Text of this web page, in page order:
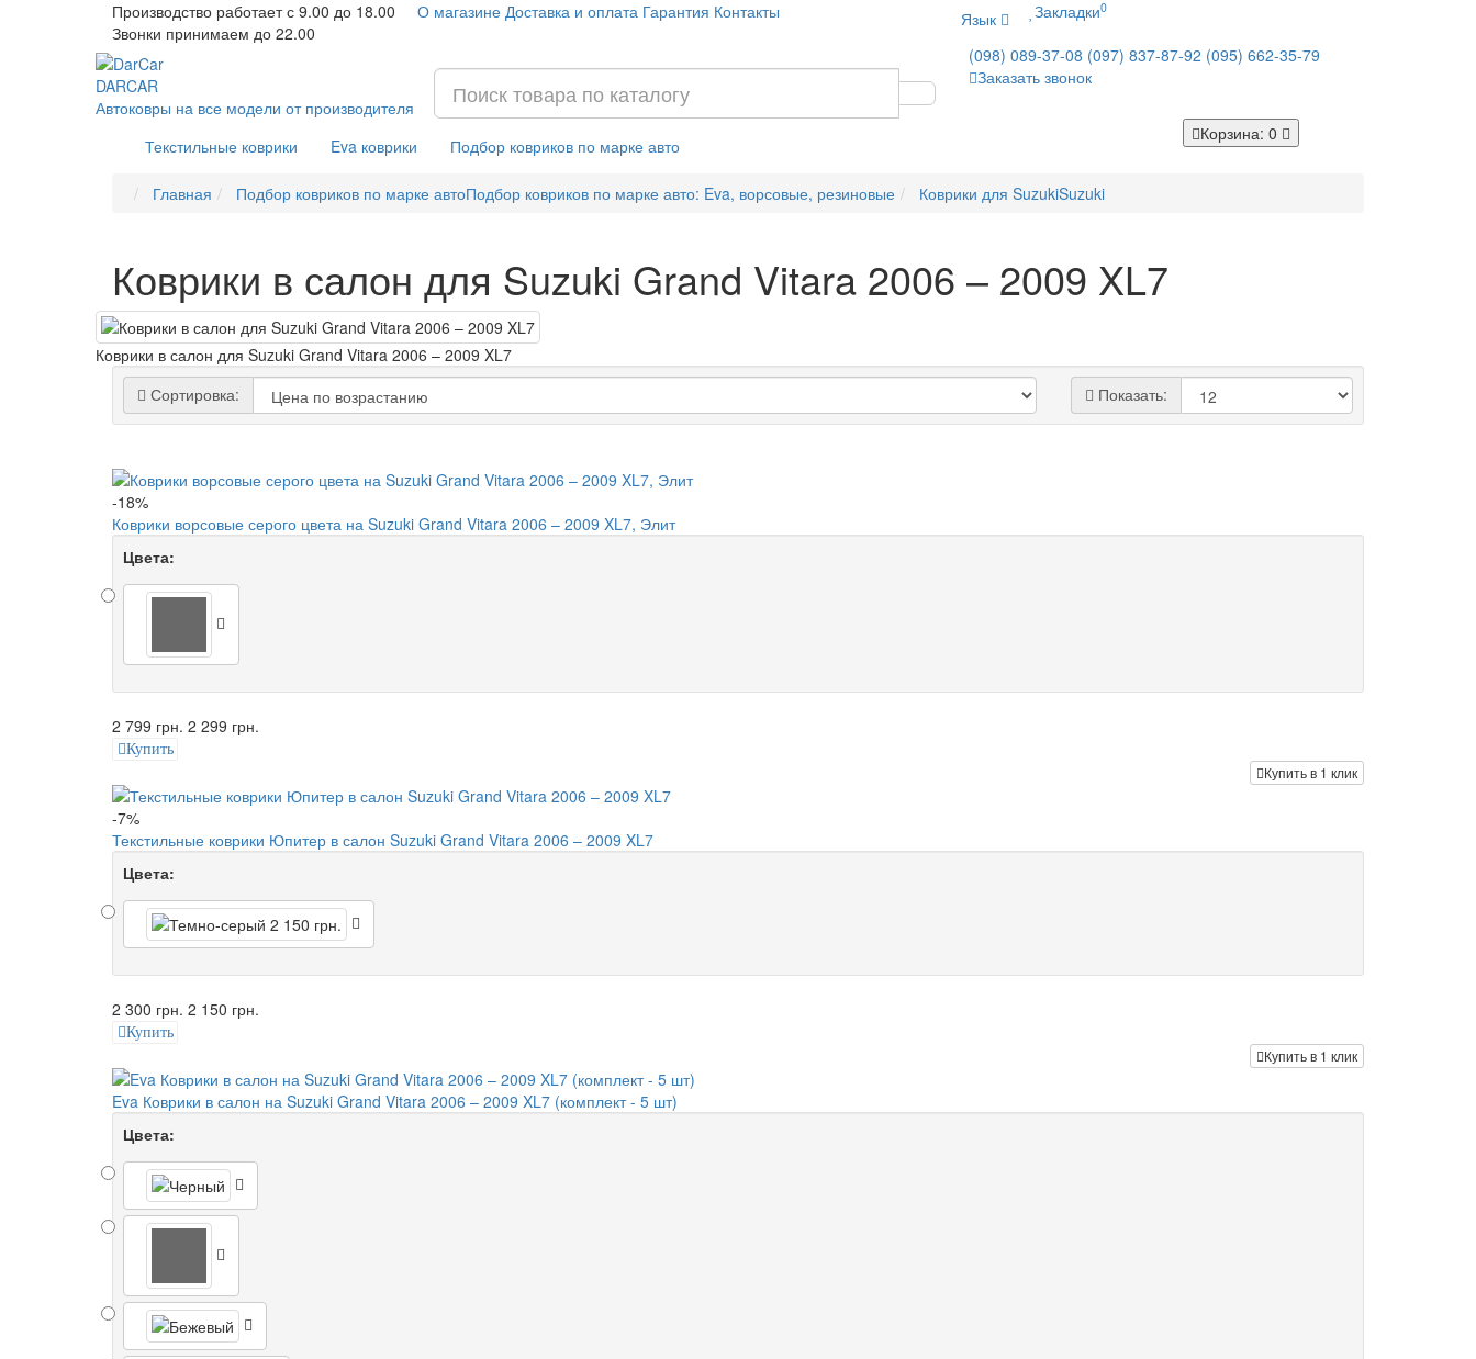
Производство работает с 9.00 до 18.00
Звонки принимаем до 22.00
О магазине Доставка и оплата Гарантия Контакты Язык Закладки0
DARCAR
Автоковры на все модели от производителя
(098) 089-37-08 (097) 837-87-92 (095) 662-35-79
Заказать звонок
Текстильные коврики Eva коврики Подбор ковриков по марке авто
Корзина: 0
Главная Подбор ковриков по марке автоПодбор ковриков по марке авто: Eva, ворсовые, резиновые Коврики для SuzukiSuzuki
Коврики в салон для Suzuki Grand Vitara 2006 – 2009 XL7
Коврики в салон для Suzuki Grand Vitara 2006 – 2009 XL7
Сортировка:
Показать:
-18%
Коврики ворсовые серого цвета на Suzuki Grand Vitara 2006 – 2009 XL7, Элит
Цвета:
2 799 грн. 2 299 грн.
Купить
Купить в 1 клик
-7%
Текстильные коврики Юпитер в салон Suzuki Grand Vitara 2006 – 2009 XL7
Цвета:
2 300 грн. 2 150 грн.
Купить
Купить в 1 клик
Eva Коврики в салон на Suzuki Grand Vitara 2006 – 2009 XL7 (комплект - 5 шт)
Цвета: